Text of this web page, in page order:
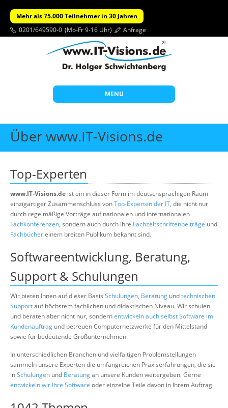
Mehr als 75.000 Teilnehmer in 30 Jahren
0201/649590-0 (Mo-Fr 9-16 Uhr) Anfrage
MENU
Start
Themen
Individuelle Schulungen
Offene Seminare
Wissen
Über uns
Suche
Über www.IT-Visions.de
Top-Experten
www.IT-Visions.de ist ein in dieser Form im deutschsprachigen Raum
einzigartiger Zusammenschluss vonTop-Experten der IT, die nicht nur
durch regelmäßige Vorträge auf nationalen und internationalen
Fachkonferenzen, sondern auch durch ihre Fachzeitschriftenbeiträge und
Fachbüchereinem breiten Publikum bekannt sind.
Softwareentwicklung, Beratung,
Support & Schulungen
Wir bieten Ihnen auf dieser Basis Schulungen, Beratung undtechnischen
Supportauf höchstem fachlichen und didaktischen Niveau. Wir schulen
und beraten aber nicht nur, sondernentwickeln auch selbst Software im
Kundenauftrag und betreuen Computernetzwerke für den Mittelstand
sowie für bedeutende Großunternehmen.
In unterschiedlichen Branchen und vielfältigen Problemstellungen
sammeln unsere Experten die umfangreichen Praxiserfahrungen, die sie
inSchulungen und Beratungan unsere Kunden weitergeben. Gerne
entwickeln wir Ihre Software oder einzelne Teile davon in Ihrem Auftrag.